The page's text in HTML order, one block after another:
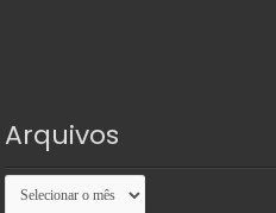
Arquivos
Arquivos